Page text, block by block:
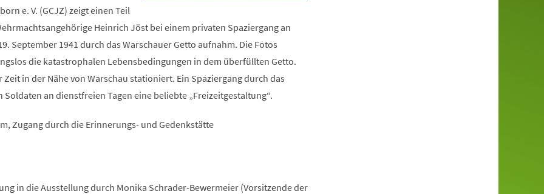
e. V. (GCJZ) zeigt einen Teil
Heinrich Jöst bei einem privaten Spaziergang an
September 1941 durch das Warschauer Getto aufnahm. Die Fotos
die katastrophalen Lebensbedingungen in dem überfüllten Getto.
in der Nähe von Warschau stationiert. Ein Spaziergang durch das
Soldaten an dienstfreien Tagen eine beliebte „Freizeitgestaltung“.
Zugang durch die Erinnerungs- und Gedenkstätte
in die Ausstellung durch Monika Schrader-Bewermeier (Vorsitzende der